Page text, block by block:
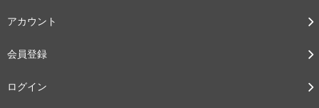
アカウント
会員登録
ログイン